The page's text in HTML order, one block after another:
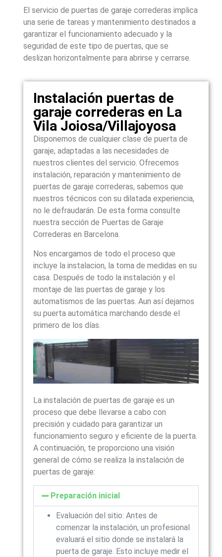
El servicio de puertas de garaje correderas implica
una serie de tareas y mantenimiento destinados a
garantizar el funcionamiento adecuado y la
seguridad de este tipo de puertas, que se
deslizan horizontalmente para abrirse y cerrarse.
Instalación puertas de
garaje correderas en La
Vila Joiosa/Villajoyosa
Disponemos de cualquier clase de puerta de
garaje, adaptadas a las necesidades de
nuestros clientes del servicio. Ofrecemos
instalación, reparación y mantenimiento de
puertas de garaje correderas, sabemos que
nuestros técnicos con su dilatada experiencia,
no le defraudarán. De esta forma consulte
nuestra sección de Puertas de Garaje
Correderas en Barcelona.
Nos encargamos de todo el proceso que
incluye la instalacion, la toma de medidas en su
casa. Después de todo la instalación y el
montaje de las puertas de garaje y los
automatismos de las puertas. Aun así dejamos
su puerta automática marchando desde el
primero de los días.
La instalación de puertas de garaje es un
proceso que debe llevarse a cabo con
precisión y cuidado para garantizar un
funcionamiento seguro y eficiente de la puerta.
A continuación, te proporciono una visión
general de cómo se realiza la instalación de
puertas de garaje:
Preparación inicial
Evaluación del sitio: Antes de
comenzar la instalación, un profesional
evaluará el sitio donde se instalará la
puerta de garaje. Esto incluye medir el